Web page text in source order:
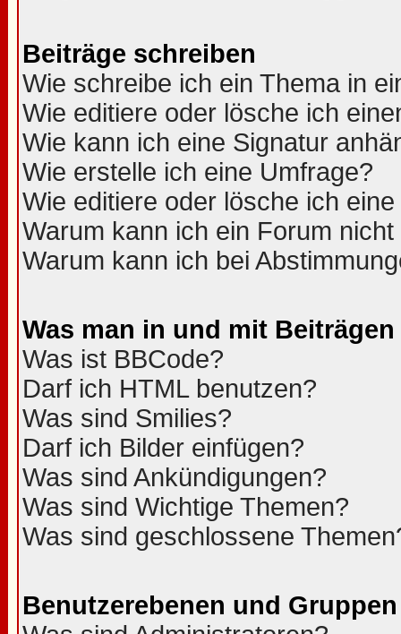
Beiträge schreiben
Wie schreibe ich ein Thema in
Wie editiere oder lösche ich
Wie kann ich eine Signatur
Wie erstelle ich eine Umfrage?
Wie editiere oder lösche ich
Warum kann ich ein Forum
Warum kann ich bei
Was man in und mit
Was ist BBCode?
Darf ich HTML benutzen?
Was sind Smilies?
Darf ich Bilder einfügen?
Was sind Ankündigungen?
Was sind Wichtige Themen?
Was sind geschlossene
Benutzerebenen und Gruppen